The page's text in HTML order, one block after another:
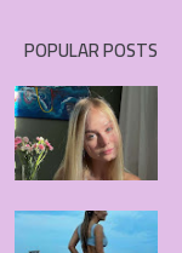
POPULAR POSTS